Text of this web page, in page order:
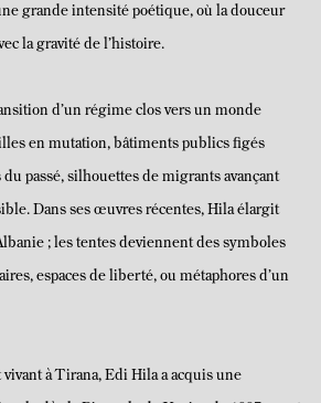
grande intensité poétique, où la douceur
la gravité de l’histoire.
d’un régime clos vers un monde
en mutation, bâtiments publics figés
passé, silhouettes de migrants avançant
Dans ses œuvres récentes, Hila élargit
; les tentes deviennent des symboles
espaces de liberté, ou métaphores d’un
vivant à Tirana, Edi Hila a acquis une